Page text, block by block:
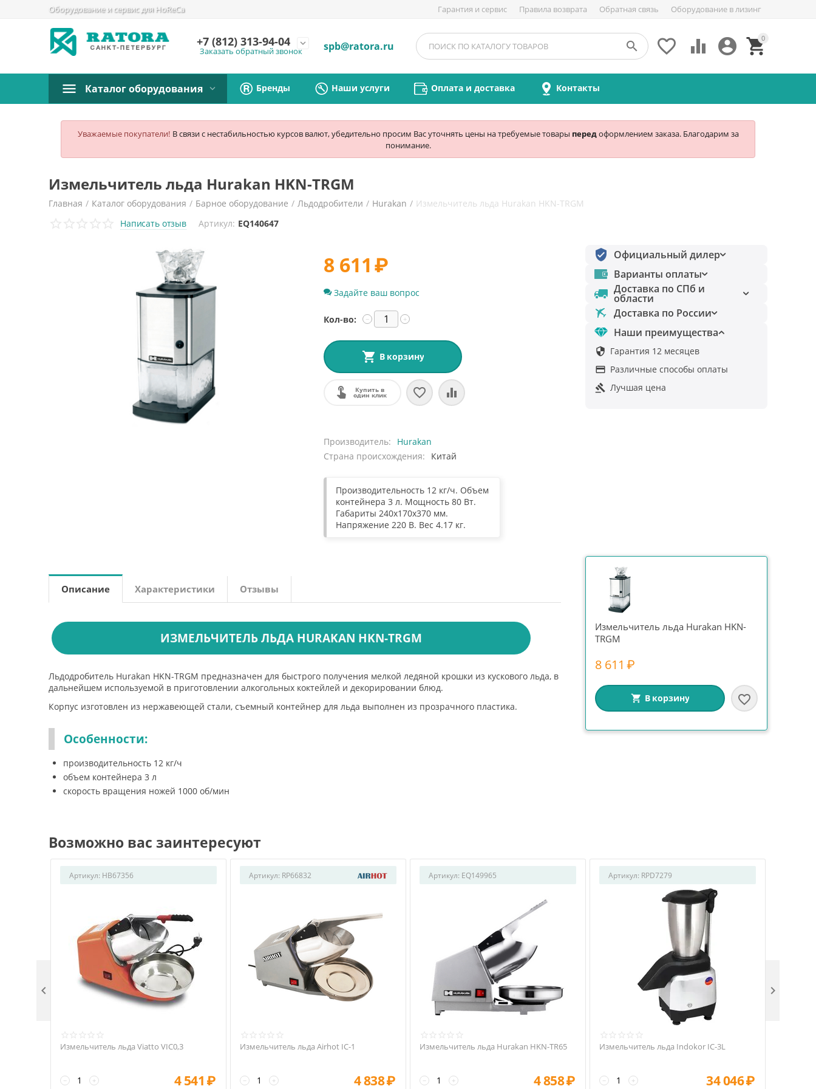
Оборудование и сервис для HoReCa Гарантия и сервис Правила возврата Обратная связь Оборудование в лизинг
+7 (812) 313-94-04 expand_more
Заказать обратный звонок spb@ratora.ru
0


 

Каталог оборудования Бренды Наши услуги Оплата и доставка Контакты
Уважаемые покупатели! В связи с нестабильностью курсов валют, убедительно просим Вас уточнять цены на требуемые товары передоформлением заказа. Благодарим за
понимание.
Измельчитель льда Hurakan HKN-TRGM
Главная / Каталог оборудования / Барное оборудование / Льдодробители / Hurakan / Измельчитель льда Hurakan HKN-TRGM
Написать отзыв
Артикул: EQ140647
8 611₽
Задайте ваш вопрос
Кол-во: +
−
В корзину
Купить в
один клик
Производитель
Hurakan
Страна происхождения
Китай
Производительность 12 кг/ч. Объем
контейнера 3 л. Мощность 80 Вт.
Габариты 240х170х370 мм.
Напряжение 220 В. Вес 4.17 кг.
Официальный дилер
Варианты оплаты
Доставка по СПб и
области
Доставка по России
Наши преимущества
 Гарантия 12 месяцев
 Различные способы оплаты
 Лучшая цена
Измельчитель льда Hurakan HKN-
TRGM
8 611 ₽
В корзину
Описание Характеристики Отзывы
ИЗМЕЛЬЧИТЕЛЬ ЛЬДА HURAKAN HKN-TRGM
Льдодробитель Hurakan HKN-TRGM предназначен для быстрого получения мелкой ледяной крошки из кускового льда, в
дальнейшем используемой в приготовлении алкогольных коктейлей и декорировании блюд.
Корпус изготовлен из нержавеющей стали, съемный контейнер для льда выполнен из прозрачного пластика.
Особенности:
производительность 12 кг/ч
объем контейнера 3 л
скорость вращения ножей 1000 об/мин
Возможно вас заинтересуют
Артикул: HB67356
Измельчитель льда Viatto VIC0,3
+
− 4 541 ₽
Артикул: RP66832
Измельчитель льда Airhot IC-1
+
− 4 838₽
Артикул: EQ149965
Измельчитель льда Hurakan HKN-TR65
+
− 4 858₽
Артикул: RPD7279
Измельчитель льда Indokor IC-3L
+
− 34 046₽
 